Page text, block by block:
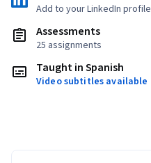
Add to your LinkedIn profile
Assessments
25 assignments
Taught in Spanish
Video subtitles available